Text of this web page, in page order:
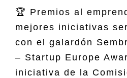
🏆 Premios al
mejores iniciativas
con el galardón
– Startup Europe
iniciativa de la